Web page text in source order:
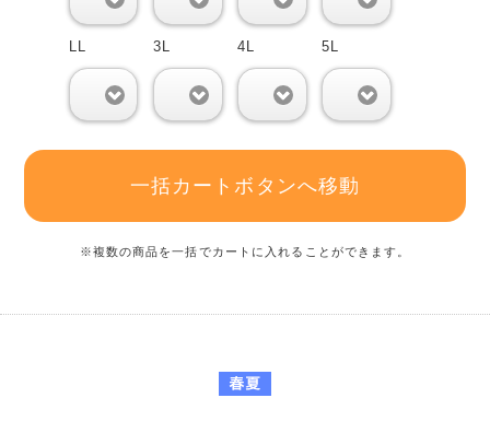
LL 3L 4L 5L
一括カートボタンへ移動
※複数の商品を一括でカートに入れることができます。